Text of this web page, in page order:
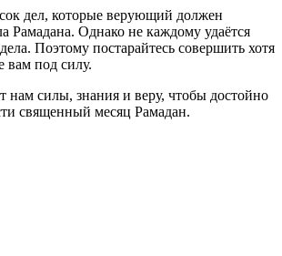
дел, которые верующий должен
Рамадана. Однако не каждому удаётся
Поэтому постарайтесь совершить хотя
вам под силу.
нам силы, знания и веру, чтобы достойно
священный месяц Рамадан.